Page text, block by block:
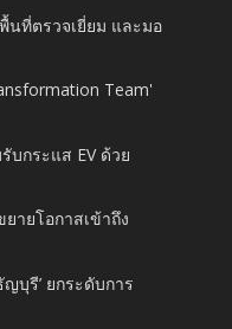
นที่ตรวจเยี่ยม และมอ
Team'
บกระแส EV ด้วย
ายโอกาสเข้าถึง
ญบุรี’ ยกระดับการ